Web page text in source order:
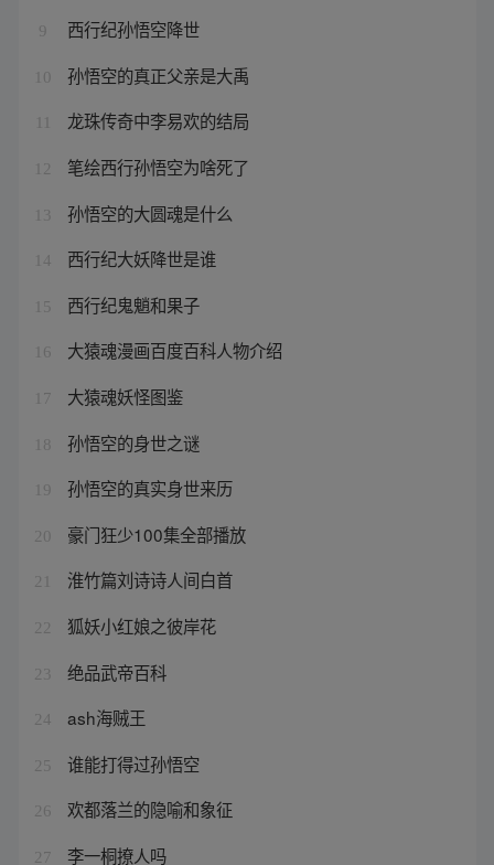
9 西行纪孙悟空降世
10 孙悟空的真正父亲是大禹
龙珠传奇中李易欢的结局
12 笔绘西行孙悟空为啥死了
13 孙悟空的大圆魂是什么
14 西行纪大妖降世是谁
15 西行纪鬼魈和果子
16 大猿魂漫画百度百科人物介绍
17 大猿魂妖怪图鉴
18 孙悟空的身世之谜
19 孙悟空的真实身世来历
20 豪门狂少100集全部播放
21 淮竹篇刘诗诗人间白首
22 狐妖小红娘之彼岸花
23 绝品武帝百科
24 ash海贼王
25 谁能打得过孙悟空
26 欢都落兰的隐喻和象征
27 李一桐撩人吗